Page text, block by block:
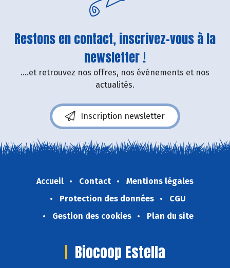
Restons en contact, inscrivez-vous à la
newsletter !
....et retrouvez nos offres, nos événements et nos
actualités.
Inscription newsletter
Accueil Contact
Mentions légales
Protection des données
CGU
Gestion des cookies
Plan du site
Biocoop Estella